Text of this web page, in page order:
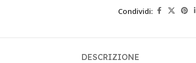
Condividi:
DESCRIZIONE